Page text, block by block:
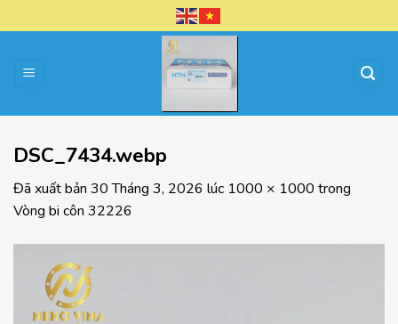
đến
dung
DSC_7434.webp
Đã xuất bản 30 Tháng 3, 2026 lúc 1000 × 1000 trong
Vòng bi côn 32226